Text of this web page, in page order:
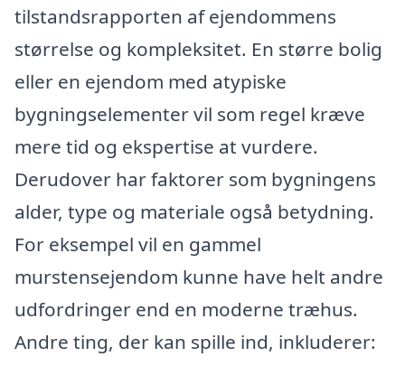
tilstandsrapporten af ejendommens
størrelse og kompleksitet. En større bolig
eller en ejendom med atypiske
bygningselementer vil som regel kræve
mere tid og ekspertise at vurdere.
Derudover har faktorer som bygningens
alder, type og materiale også betydning.
For eksempel vil en gammel
murstensejendom kunne have helt andre
udfordringer end en moderne træhus.
Andre ting, der kan spille ind, inkluderer: